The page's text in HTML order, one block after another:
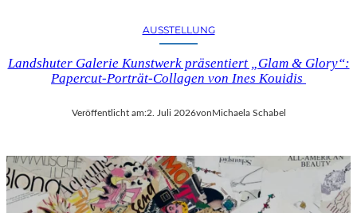
AUSSTELLUNG
Landshuter Galerie Kunstwerk präsentiert „Glam & Glory“:
Papercut-Porträt-Collagen von Ines Kouidis
Veröffentlicht am:2. Juli 2026vonMichaela Schabel